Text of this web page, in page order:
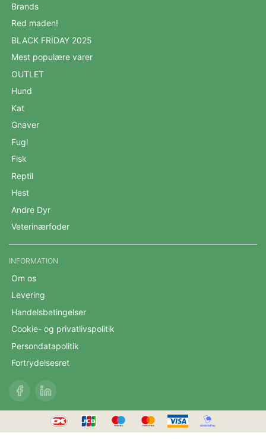
Brands
Red maden!
BLACK FRIDAY 2025
Mest populære varer
OUTLET
Hund
Kat
Gnaver
Fugl
Fisk
Reptil
Hest
Andre Dyr
Veterinærfoder
INFORMATION
Om os
Levering
Handelsbetingelser
Cookie- og privatlivspolitik
Persondatapolitik
Fortrydelsesret